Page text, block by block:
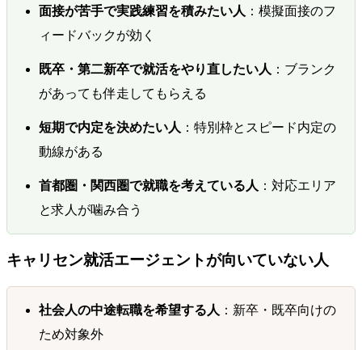
面接が苦手で実践練習を積みたい人 ：模擬面接のフ
ィードバックが効く
既卒・第二新卒で就活をやり直したい人 ：ブランク
があっても伴走してもらえる
短期で内定を決めたい人 ：特別枠とスピード内定の
動線がある
首都圏・関西圏で就職を考えている人 ：対応エリア
と求人が噛み合う
キャリセン就活エージェントが向いていない人
社会人の中途転職を希望する人 ：新卒・既卒向けの
ため対象外